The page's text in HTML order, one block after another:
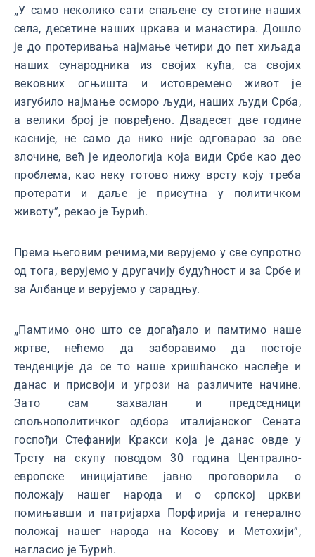
„У само неколико сати спаљене су стотине наших
села, десетине наших цркава и манастира. Дошло
је до протеривања најмање четири до пет хиљада
наших сународника из својих кућа, са својих
вековних огњишта и истовремено живот је
изгубило најмање осморо људи, наших људи Срба,
a велики број је повређено. Двадесет две године
касније, не само да нико није одговарао за ове
злочине, већ је идеологија која види Србе као део
проблема, као неку готово нижу врсту коју треба
протерати и даље је присутна у политичком
животу”, рекао је Ђурић.
Према његовим речима,ми верујемо у све супротно
од тога, верујемо у другачију будућност и за Србе и
за Албанце и верујемо у сарадњу.
„Памтимо оно што се догађало и памтимо наше
жртве, нећемо да заборавимо да постоје
тенденције да се то наше хришћанско наслеђе и
данас и присвоји и угрози на различите начине.
Зато сам захвалан и председници
спољнополитичког одбора италијанског Сената
госпођи Стефанији Кракси која је данас овде у
Трсту на скупу поводом 30 година Централно-
европске иницијативе јавно проговорила о
положају нашег народа и о српској цркви
помињавши и патријарха Порфирија и генерално
положај нашег народа на Косову и Метохији”,
нагласио је Ђурић.